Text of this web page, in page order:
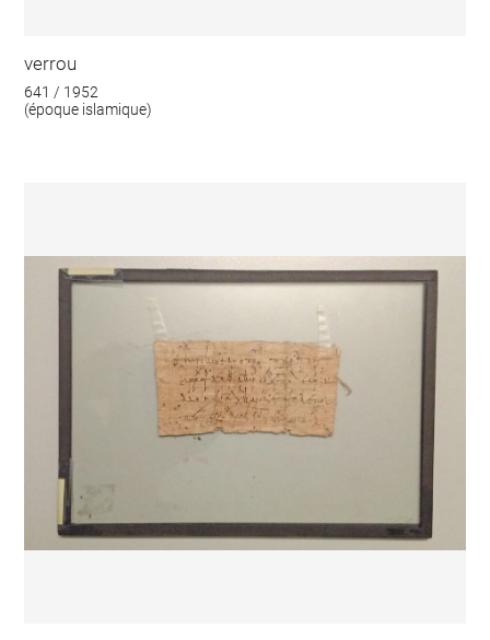
verrou
641 / 1952
(époque islamique)